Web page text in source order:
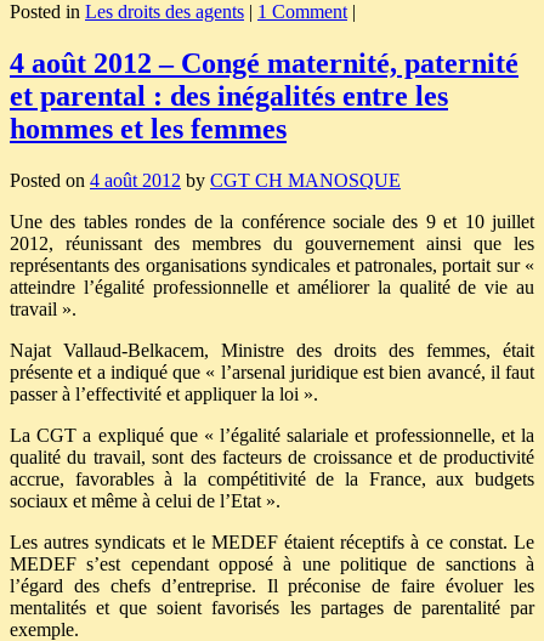
Posted in Les droits des agents | 1 Comment |
4 août 2012 – Congé maternité, paternité
et parental : des inégalités entre les
hommes et les femmes
Posted on 4 août 2012 by CGT CH MANOSQUE
Une des tables rondes de la conférence sociale des 9 et 10 juillet
2012, réunissant des membres du gouvernement ainsi que les
représentants des organisations syndicales et patronales, portait sur «
atteindre l’égalité professionnelle et améliorer la qualité de vie au
travail ».
Najat Vallaud-Belkacem, Ministre des droits des femmes, était
présente et a indiqué que « l’arsenal juridique est bien avancé, il faut
passer à l’effectivité et appliquer la loi ».
La CGT a expliqué que « l’égalité salariale et professionnelle, et la
qualité du travail, sont des facteurs de croissance et de productivité
accrue, favorables à la compétitivité de la France, aux budgets
sociaux et même à celui de l’Etat ».
Les autres syndicats et le MEDEF étaient réceptifs à ce constat. Le
MEDEF s’est cependant opposé à une politique de sanctions à
l’égard des chefs d’entreprise. Il préconise de faire évoluer les
mentalités et que soient favorisés les partages de parentalité par
exemple.